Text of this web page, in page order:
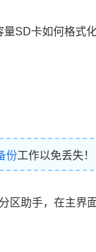
量SD卡如何格式
份工作以免丢失！
区助手，在主界